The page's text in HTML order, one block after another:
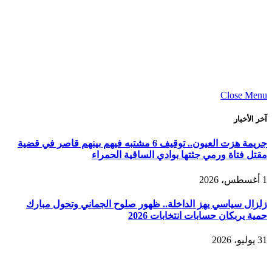
Close Menu
آخر الأخبار
جريمة هزت العيون.. توقيف 6 مشتبه فيهم بينهم قاصر في قضية
مقتل فتاة ورمي جثتها بوادي الساقية الحمراء
1 أغسطس، 2026
زلزال سياسي يهز الداخلة.. ظهور صلوح الجماني وتحول مبارك
حمية يربكان حسابات انتخابات 2026
31 يوليو، 2026